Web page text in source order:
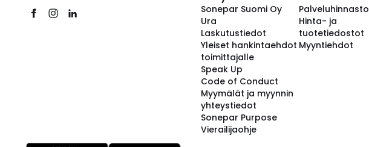
Sonepar Suomi Oy
Ura
Laskutustiedot
Yleiset hankintaehdot
toimittajalle
Speak Up
Code of Conduct
Myymälät ja myynnin
yhteystiedot
Sonepar Purpose
Vierailijaohje
Palveluhinnasto
Hinta- ja
tuotetiedostot
Myyntiehdot